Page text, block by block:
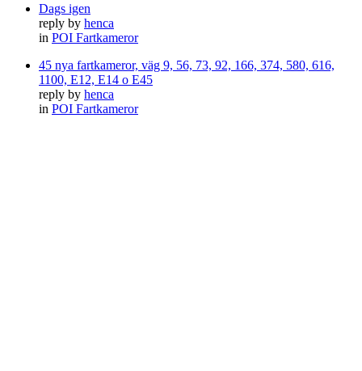
Dags igen
reply by henca
in POI Fartkameror
45 nya fartkameror, väg 9, 56, 73, 92, 166, 374, 580, 616,
1100, E12, E14 o E45
reply by henca
in POI Fartkameror